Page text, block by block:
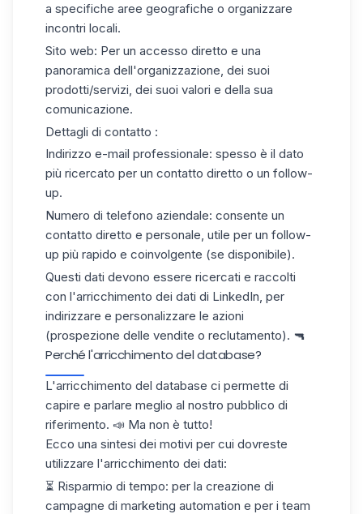
a specifiche aree geografiche o organizzare
incontri locali.
Sito web: Per un accesso diretto e una
panoramica dell'organizzazione, dei suoi
prodotti/servizi, dei suoi valori e della sua
comunicazione.
Dettagli di contatto :
Indirizzo e-mail professionale: spesso è il dato
più ricercato per un contatto diretto o un follow-
up.
Numero di telefono aziendale: consente un
contatto diretto e personale, utile per un follow-
up più rapido e coinvolgente (se disponibile).
Questi dati devono essere ricercati e raccolti
con l'arricchimento dei dati di LinkedIn, per
indirizzare e personalizzare le azioni
(prospezione delle vendite o reclutamento). 🔫
Perché l'arricchimento del database?
L'arricchimento del database ci permette di
capire e parlare meglio al nostro pubblico di
riferimento. 📣 Ma non è tutto!
Ecco una sintesi dei motivi per cui dovreste
utilizzare l'arricchimento dei dati:
⏳ Risparmio di tempo: per la creazione di
campagne di marketing automation e per i team